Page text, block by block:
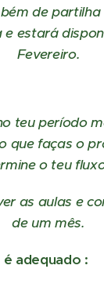
de
estará
Fevereiro.
teu período
que faças o
o teu
as aulas e
de um mês.
adequado :